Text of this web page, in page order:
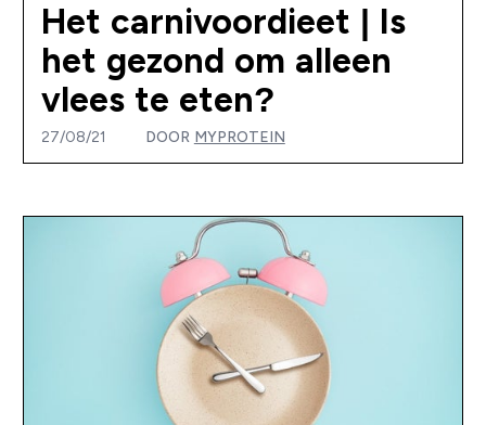
Het carnivoordieet | Is
het gezond om alleen
vlees te eten?
27/08/21 DOOR MYPROTEIN